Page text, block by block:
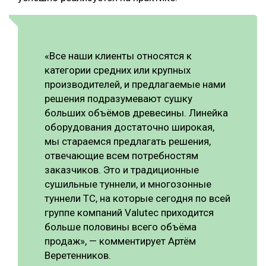
«Все наши клиенты относятся к
категории средних или крупных
производителей, и предлагаемые нами
решения подразумевают сушку
больших объёмов древесины. Линейка
оборудования достаточно широкая,
мы стараемся предлагать решения,
отвечающие всем потребностям
заказчиков. Это и традиционные
сушильные туннели, и многозонные
туннели ТС, на которые сегодня по всей
группе компаний Valutec приходится
больше половины всего объёма
продаж», — комментирует Артём
Веретенников.